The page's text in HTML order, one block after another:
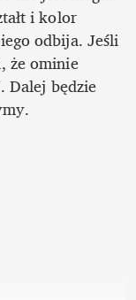
i kolor
odbija. Jeśli
że ominie
Dalej będzie